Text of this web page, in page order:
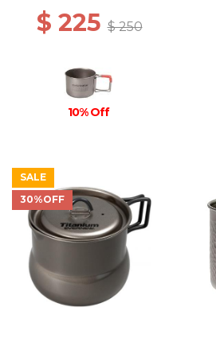
$ 225$ 250
10% Off
SALE
30%OFF